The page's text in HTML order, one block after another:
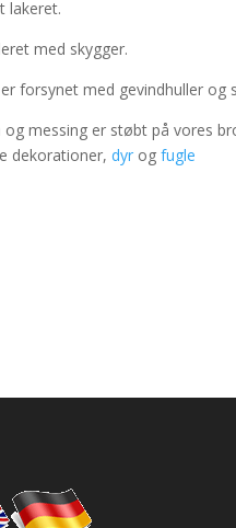
lakeret.
med skygger.
forsynet med gevindhuller
messing er støbt på vores
dekorationer, dyr og fugle